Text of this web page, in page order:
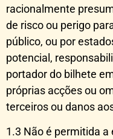
racionalmente
de risco ou perigo
público, ou por
potencial,
portador do bilhete
próprias acções ou
terceiros ou danos
1.3 Não é permitida